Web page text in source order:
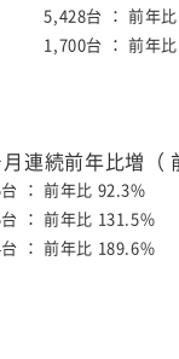
5,428台 ： 前年
1,700台 ： 前年
連続前年比増（
： 前年比 92.3%
： 前年比 131.5%
： 前年比 189.6%